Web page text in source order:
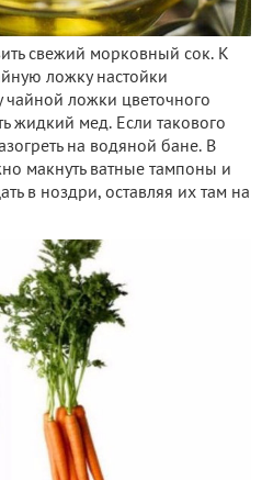
свежий морковный сок. К
ложку настойки
чайной ложки цветочного
жидкий мед. Если такового
на водяной бане. В
макнуть ватные тампоны и
в ноздри, оставляя их там на